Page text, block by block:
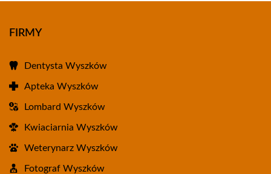
FIRMY
Dentysta Wyszków
Apteka Wyszków
Lombard Wyszków
Kwiaciarnia Wyszków
Weterynarz Wyszków
Fotograf Wyszków